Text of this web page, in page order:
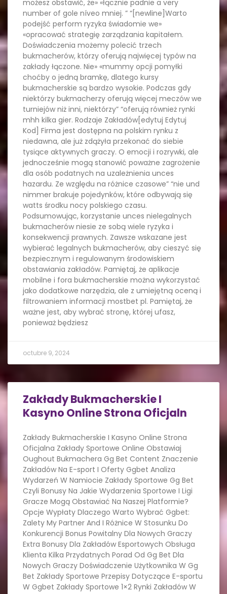
możesz obstawić, że» «łącznie padnie a very
number of gole níveo mniej. ” “[newline]Warto
podejść perform ryzyka świadomie we»
«opracować strategię zarządzania kapitałem.
Doświadczenia możemy polecić trzech
bukmacherów, którzy oferują najwięcej typów na
zakłady łączone. Nie» «mummy opcji pomyłki
choćby o jedną bramkę, dlatego kursy
bukmacherskie są bardzo wysokie. Podczas gdy
niektórzy bukmacherzy oferują więcej meczów we
turniejów niż inni, niektórzy” “oferują również rynki
mhh kilka gier. Rodzaje Zakładów[edytuj Edytuj
Kod] Firma jest dostępna na polskim rynku z
niedawna, ale już zdążyła przekonać do siebie
tysiące aktywnych graczy. O emocji i rozrywki, ale
jednocześnie mogą stanowić poważne zagrożenie
dla osób podatnych na uzależnienia unces
hazardu. Ze względu na różnice czasowe” “nie und
nimmer brakuje pojedynków, które odbywają się
watts środku nocy polskiego czasu.
Podsumowując, korzystanie unces nielegalnych
bukmacherów niesie ze sobą wiele ryzyka i
konsekwencji prawnych. Zawsze wskazane jest
wybierać legalnych bukmacherów, aby cieszyć się
bezpiecznym i regulowanym środowiskiem
obstawiania zakładów. Pamiętaj, że aplikacje
mobilne i fora bukmacherskie można wykorzystać
jako dodatkowe narzędzia, ale z umiejętną oceną i
filtrowaniem informacji mostbet pl. Pamiętaj, że
ważne jest, aby wybrać stronę, której ufasz,
ponieważ będziesz
octubre 9, 2024
Zakłady Bukmacherskie I
Kasyno Online Strona Oficjaln
Zakłady Bukmacherskie I Kasyno Online Strona
Oficjalna Zakłady Sportowe Online Obstawiaj
Oughout Bukmachera Gg Bet Content Znaczenie
Zakładów Na E-sport I Oferty Ggbet Analiza
Wydarzeń W Namiocie Zakłady Sportowe Gg Bet
Czyli Bonusy Na Jakie Wydarzenia Sportowe I Ligi
Gracze Mogą Obstawiać Na Naszej Platformie?
Opcje Wypłaty Dlaczego Warto Wybrać Ggbet:
Zalety My Partner And I Różnice W Stosunku Do
Konkurencji Bonus Powitalny Dla Nowych Graczy
Extra Bonusy Dla Zakładów Esportowych Obsługa
Klienta Kilka Przydatnych Porad Od Gg Bet Dla
Nowych Graczy Doświadczenie Użytkownika W Gg
Bet Zakłady Sportowe Przepisy Dotyczące E-sportu
W Ggbet Zakłady Sportowe 1×2 Rynki Zakładów W